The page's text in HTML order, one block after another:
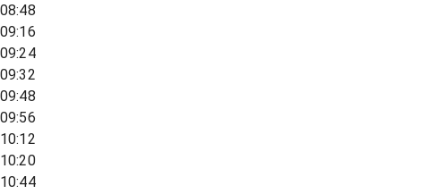
08:48
09:16
09:24
09:32
09:48
09:56
10:12
10:20
10:44